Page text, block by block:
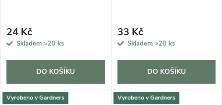
24 Kč
Skladem >20 ks
DO KOŠÍKU
33 Kč
Skladem >20 ks
DO KOŠÍKU
Vyrobeno v Gardners
Vyrobeno v Gardners